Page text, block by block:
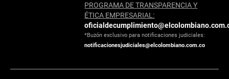
PROGRAMA DE TRANSPARENCIA Y
ÉTICA EMPRESARIAL:
*Buzón exclusivo para notificaciones judiciales:
notificacionesjudiciales@elcolombiano.com.co